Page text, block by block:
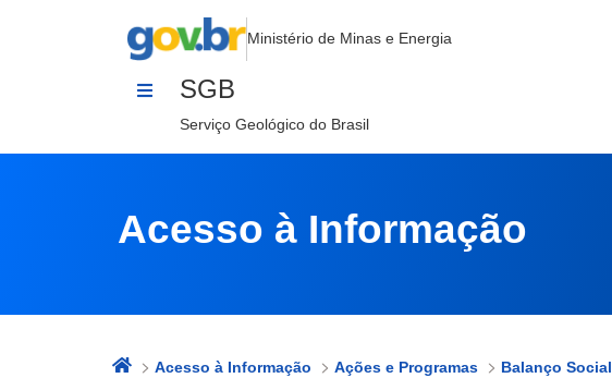
Balanço Social 2021 - Impactos Ambientais 3
Ministério de Minas e Energia
SGB
Serviço Geológico do Brasil
Acesso à Informação
Acesso à Informação Ações e Programas Balanço Social